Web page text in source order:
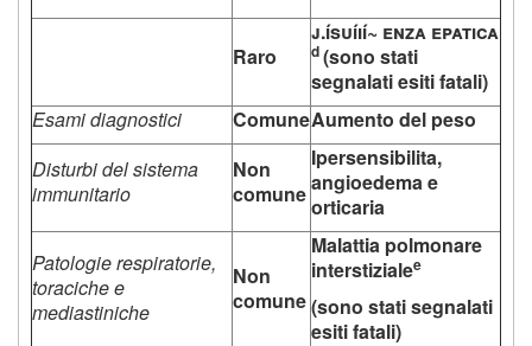
Raro
j.ísuíií~ enza epatica
d(sono stati
segnalati esiti fatali)
Esami diagnostici
ComuneAumento del peso
Disturbi del sistema
immunitario
Non
comune
Ipersensibilita,
angioedema e
orticaria
Patologie respiratorie,
toraciche e
mediastiniche
Non
comune
Malattia polmonare
interstizialee
(sono stati segnalati
esiti fatali)